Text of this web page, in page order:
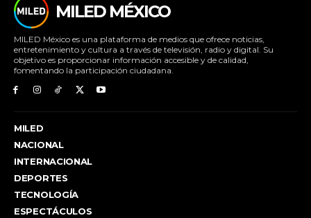
MILED MÉXICO
MILED México es una plataforma de medios que ofrece noticias,
entretenimiento y cultura a través de televisión, radio y digital. Su
objetivo es proporcionar información accesible y de calidad,
fomentando la participación ciudadana.
MILED
NACIONAL
INTERNACIONAL
DEPORTES
TECNOLOGÍA
ESPECTÁCULOS